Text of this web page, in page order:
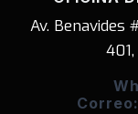
Av. Benavides